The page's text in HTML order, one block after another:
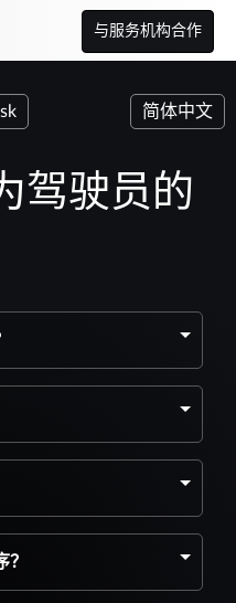
与服务机构合作
简体中文
驾驶员的